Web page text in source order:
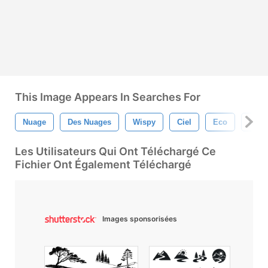
This Image Appears In Searches For
Nuage Des Nuages Wispy Ciel Eco La
Les Utilisateurs Qui Ont Téléchargé Ce
Fichier Ont Également Téléchargé
Images sponsorisées